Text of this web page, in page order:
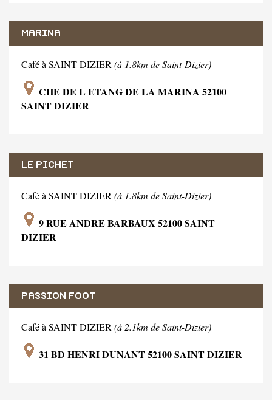
MARINA
Café à SAINT DIZIER (à 1.8km de Saint-Dizier)
CHE DE L ETANG DE LA MARINA 52100
SAINT DIZIER
LE PICHET
Café à SAINT DIZIER (à 1.8km de Saint-Dizier)
9 RUE ANDRE BARBAUX 52100 SAINT
DIZIER
PASSION FOOT
Café à SAINT DIZIER (à 2.1km de Saint-Dizier)
31 BD HENRI DUNANT 52100 SAINT DIZIER